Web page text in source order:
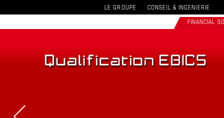
LE GROUPE CONSEIL & INGENIERIE
FINANCIAL